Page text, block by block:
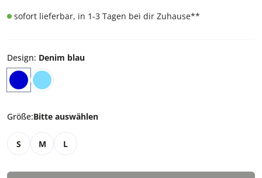
sofort lieferbar, in 1-3 Tagen bei dir Zuhause**
Design: Denim blau
Größe:Bitte auswählen
S M L